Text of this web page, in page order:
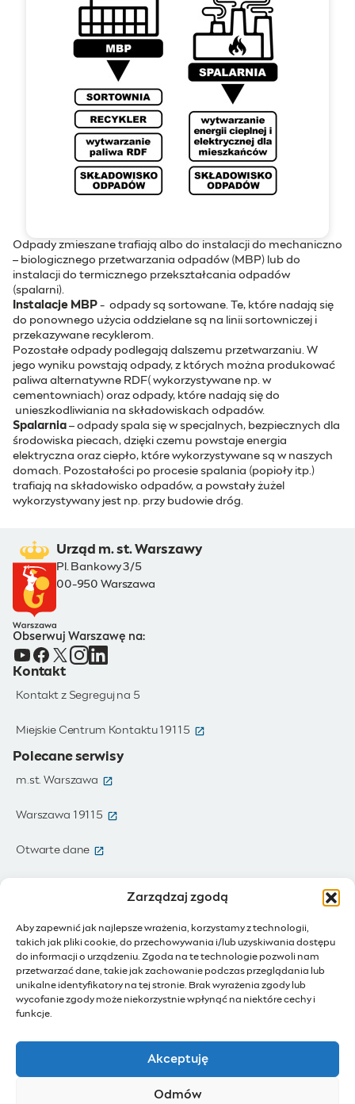
Zarządzaj zgodą
Aby zapewnić jak najlepsze wrażenia, korzystamy z technologii,
takich jak pliki cookie, do przechowywania i/lub uzyskiwania dostępu
do informacji o urządzeniu. Zgoda na te technologie pozwoli nam
przetwarzać dane, takie jak zachowanie podczas przeglądania lub
unikalne identyfikatory na tej stronie. Brak wyrażenia zgody lub
wycofanie zgody może niekorzystnie wpłynąć na niektóre cechy i
funkcje.
Akceptuję
Odmów
Odpady zmieszane trafiają albo do instalacji do mechaniczno
– biologicznego przetwarzania odpadów (MBP) lub do
instalacji do termicznego przekształcania odpadów
(spalarni).
Instalacje MBP - odpady są sortowane. Te, które nadają się
do ponownego użycia oddzielane są na linii sortowniczej i
przekazywane recyklerom.
Pozostałe odpady podlegają dalszemu przetwarzaniu. W
jego wyniku powstają odpady, z których można produkować
paliwa alternatywne RDF( wykorzystywane np. w
cementowniach) oraz odpady, które nadają się do
unieszkodliwiania na składowiskach odpadów.
Spalarnia – odpady spala się w specjalnych, bezpiecznych dla
środowiska piecach, dzięki czemu powstaje energia
elektryczna oraz ciepło, które wykorzystywane są w naszych
domach. Pozostałości po procesie spalania (popioły itp.)
trafiają na składowisko odpadów, a powstały żużel
wykorzystywany jest np. przy budowie dróg.
Urząd m. st. Warszawy
Pl. Bankowy 3/5
00-950 Warszawa
Obserwuj Warszawę na:
Kontakt
Kontakt z Segreguj na 5
Miejskie Centrum Kontaktu 19115 (otwiera się w nowym oknie)
Polecane serwisy
m.st. Warszawa (otwiera się w nowym oknie)
Warszawa 19115 (otwiera się w nowym oknie)
Otwarte dane
IoT - Internet rzeczy (otwiera się w nowym oknie)
BIP - Biuletyn Informacji Publicznej (otwiera się w nowym oknie)
Działam dla Warszawy
Budżet Obywatelski (otwiera się w nowym oknie)
Konsultacje społeczne